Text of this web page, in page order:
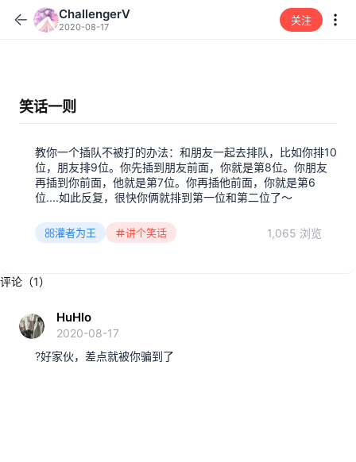
ChallengerV
2020-08-17
关注
笑话一则
教你一个插队不被打的办法：和朋友一起去排队，比如你排10
位，朋友排9位。你先插到朋友前面，你就是第8位。你朋友
再插到你前面，他就是第7位。你再插他前面，你就是第6
位....如此反复，很快你俩就排到第一位和第二位了～
灌者为王 讲个笑话 1,065 浏览
评论（1）
HuHlo
2020-08-17
?好家伙，差点就被你骗到了